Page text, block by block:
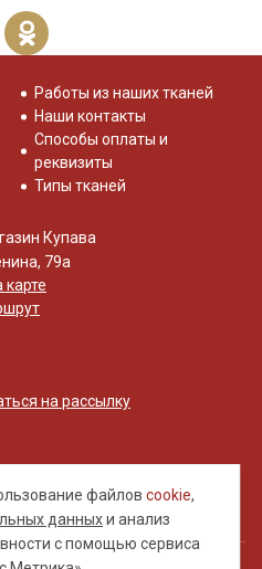
файловcookie,
данныхи анализ
с помощью сервиса
Работы из наших тканей
Наши контакты
Способы оплаты и
реквизиты
Типы тканей
Купава
79а
карте
на рассылку
публичной